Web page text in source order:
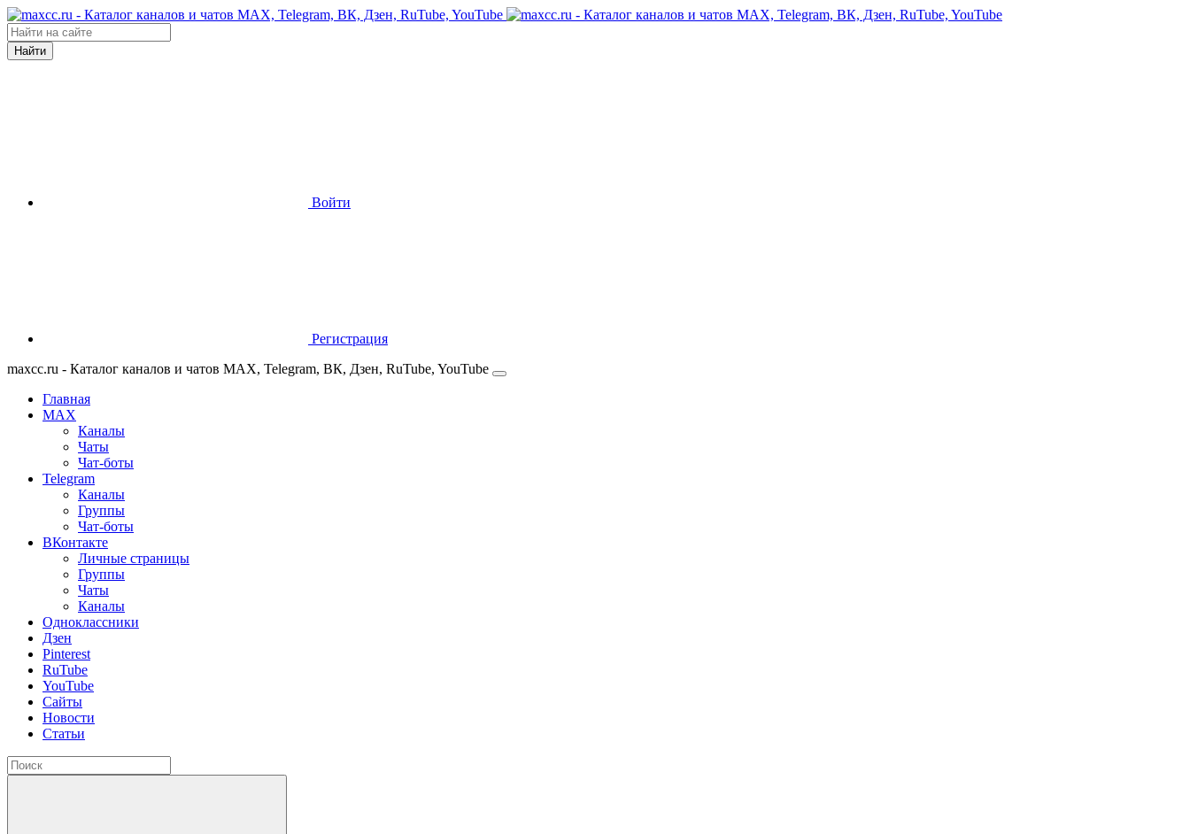
Найти
Войти
Регистрация
maxcc.ru - Каталог каналов и чатов MAX, Telegram, ВК, Дзен, RuTube, YouTube
Главная
MAX
Каналы
Чаты
Чат-боты
Telegram
Каналы
Группы
Чат-боты
ВКонтакте
Личные страницы
Группы
Чаты
Каналы
Одноклассники
Дзен
Pinterest
RuTube
YouTube
Сайты
Новости
Статьи